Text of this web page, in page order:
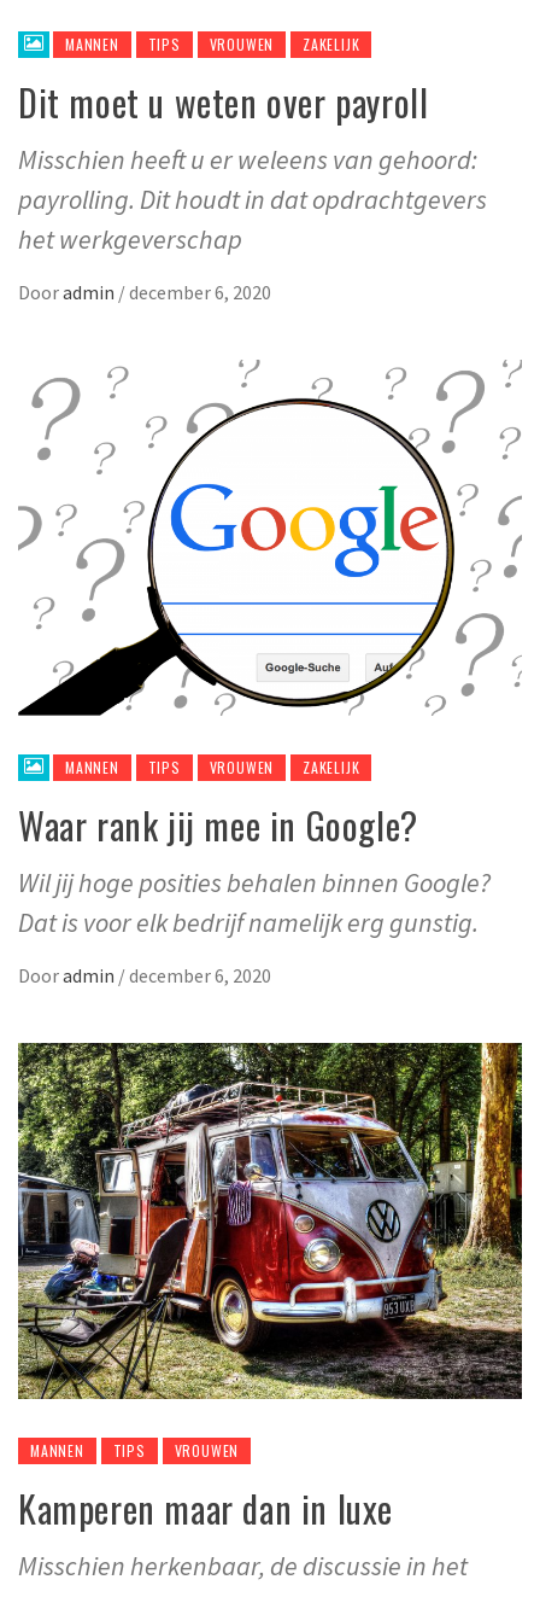
MANNEN TIPS VROUWEN ZAKELIJK
Dit moet u weten over payroll
Misschien heeft u er weleens van gehoord:
payrolling. Dit houdt in dat opdrachtgevers
het werkgeverschap
Dooradmin /december 6, 2020
MANNEN TIPS VROUWEN ZAKELIJK
Waar rank jij mee in Google?
Wil jij hoge posities behalen binnen Google?
Dat is voor elk bedrijf namelijk erg gunstig.
Dooradmin /december 6, 2020
MANNEN TIPS VROUWEN
Kamperen maar dan in luxe
Misschien herkenbaar, de discussie in het